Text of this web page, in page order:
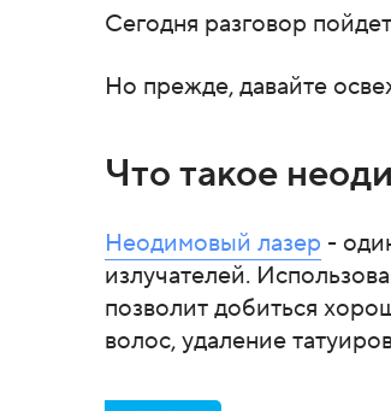
Сегодня разговор
Но прежде, давайте
Что такое
Неодимовый лазер -
излучателей.
позволит добиться
волос, удаление